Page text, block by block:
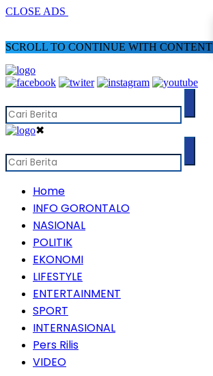
CLOSE ADS
SCROLL TO CONTINUE WITH CONTENT
✖
Home
INFO GORONTALO
NASIONAL
POLITIK
EKONOMI
LIFESTYLE
ENTERTAINMENT
SPORT
INTERNASIONAL
Pers Rilis
VIDEO